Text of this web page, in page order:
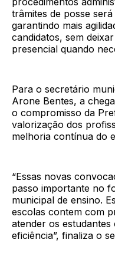
trâmites de posse
garantindo mais
candidatos, sem
presencial quando
Para o secretário
Arone Bentes, a
o compromisso da
valorização dos
melhoria contínua do
“Essas novas
passo importante no
municipal de ensino.
escolas contem com
atender os estudantes
eficiência”, finaliza o